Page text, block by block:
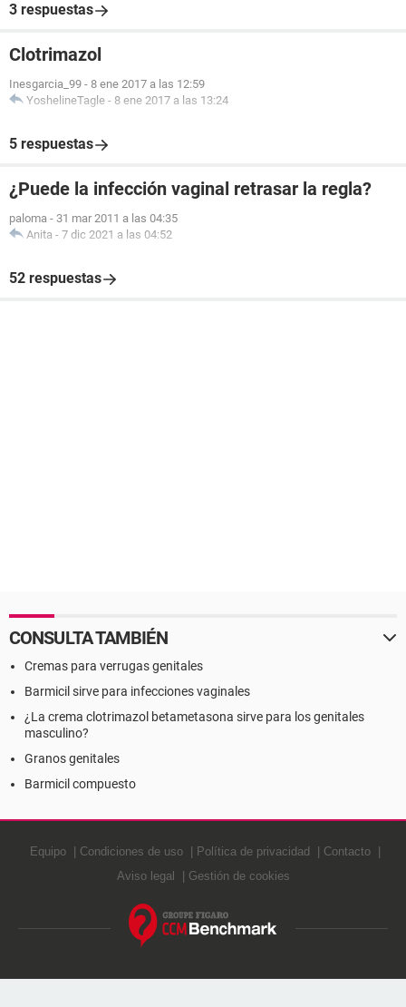
3 respuestas
Clotrimazol
Inesgarcia_99 - 8 ene 2017 a las 12:59
YoshelineTagle - 8 ene 2017 a las 13:24
5 respuestas
¿Puede la infección vaginal retrasar la regla?
paloma - 31 mar 2011 a las 04:35
Anita - 7 dic 2021 a las 04:52
52 respuestas
CONSULTA TAMBIÉN
Cremas para verrugas genitales
Barmicil sirve para infecciones vaginales
¿La crema clotrimazol betametasona sirve para los genitales
masculino?
Granos genitales
Barmicil compuesto
Equipo Condiciones de uso Política de privacidad
Contacto
Aviso legal
Gestión de cookies